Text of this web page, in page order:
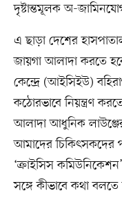
দৃষ্টান্তমূলক অ-
এ ছাড়া দেশের
জায়গা আলাদা করতে
কেন্দ্রে (আইসিইউ)
কঠোরভাবে নিয়ন্ত্রণ
আলাদা আধুনিক লাউঞ্জের
আমাদের চিকিৎসকদের
‘ক্রাইসিস
সঙ্গে কীভাবে কথা